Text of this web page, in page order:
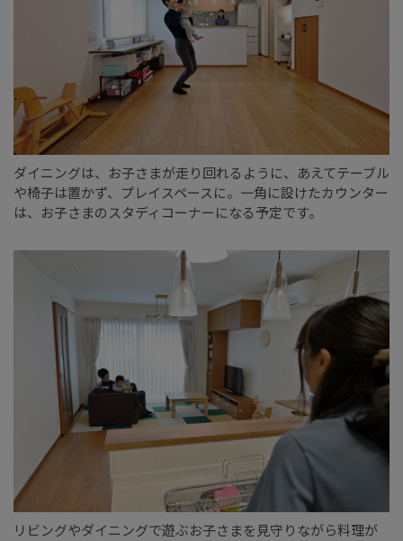
ダイニングは、お子さまが走り回れるように、あえてテーブル
や椅子は置かず、プレイスペースに。一角に設けたカウンター
は、お子さまのスタディコーナーになる予定です。
リビングやダイニングで遊ぶお子さまを見守りながら料理が